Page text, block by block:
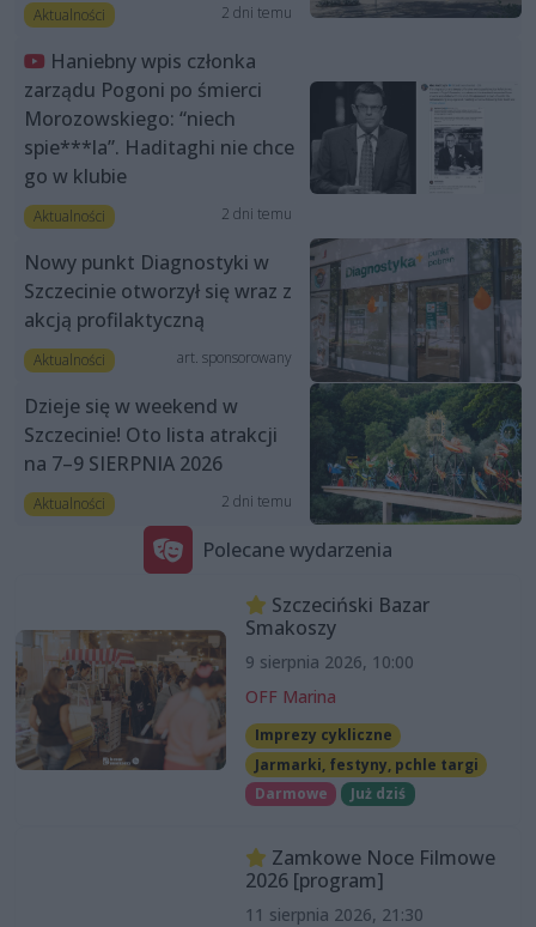
Aktualności 2 dni temu
Haniebny wpis członka
zarządu Pogoni po śmierci
Morozowskiego: “niech
spie***la”. Haditaghi nie chce
go w klubie
Aktualności 2 dni temu
Nowy punkt Diagnostyki w
Szczecinie otworzył się wraz z
akcją profilaktyczną
Aktualności art. sponsorowany
Dzieje się w weekend w
Szczecinie! Oto lista atrakcji
na 7–9 SIERPNIA 2026
Aktualności 2 dni temu
Polecane wydarzenia
Szczeciński Bazar
Smakoszy
9 sierpnia 2026, 10:00
OFF Marina
Imprezy cykliczne
Jarmarki, festyny, pchle targi
Darmowe
Już dziś
Zamkowe Noce Filmowe
2026 [program]
11 sierpnia 2026, 21:30